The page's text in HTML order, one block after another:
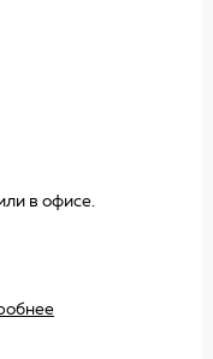
в офисе.